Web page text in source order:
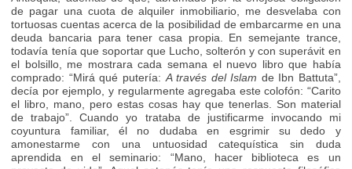
de pagar una cuota de alquiler inmobiliario, me desvelaba con
tortuosas cuentas acerca de la posibilidad de embarcarme en una
deuda bancaria para tener casa propia. En semejante trance,
todavía tenía que soportar que Lucho, solterón y con superávit en
el bolsillo, me mostrara cada semana el nuevo libro que había
comprado: “Mirá qué putería: A través del Islam de Ibn Battuta”,
decía por ejemplo, y regularmente agregaba este colofón: “Carito
el libro, mano, pero estas cosas hay que tenerlas. Son material
de trabajo”. Cuando yo trataba de justificarme invocando mi
coyuntura familiar, él no dudaba en esgrimir su dedo y
amonestarme con una untuosidad catequística sin duda
aprendida en el seminario: “Mano, hacer biblioteca es un